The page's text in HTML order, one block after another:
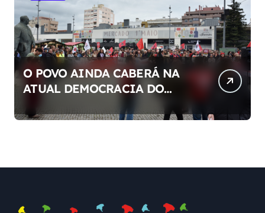
O POVO AINDA CABERÁ NA
ATUAL DEMOCRACIA DO